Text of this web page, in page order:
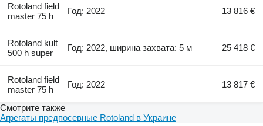
Rotoland field
master 75 h
Год: 2022 13 816 €
Rotoland kult
500 h super
Год: 2022, ширина захвата: 5 м 25 418 €
Rotoland field
master 75 h
Год: 2022 13 817 €
Смотрите также
Агрегаты предпосевные Rotoland в Украине